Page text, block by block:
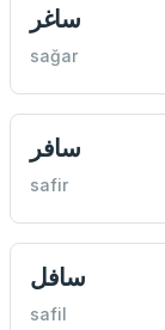
ساغر
sağar
سافر
safir
سافل
safil